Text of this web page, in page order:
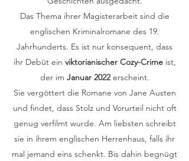
Das Thema ihrer Magisterarbeit sind die
englischen Kriminalromane des 19.
Jahrhunderts. Es ist nur konsequent, dass
ihr Debüt ein viktorianischer Cozy-Crimeist,
der im Januar 2022erscheint.
Sie vergöttert die Romane von Jane Austen
und findet, dass Stolz und Vorurteil nicht oft
genug verfilmt wurde. Am liebsten schreibt
sie in ihrem englischen Herrenhaus, falls ihr
mal jemand eins schenkt. Bis dahin begnügt